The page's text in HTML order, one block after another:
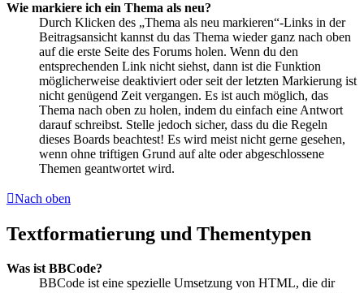
Wie markiere ich ein Thema als neu?
Durch Klicken des „Thema als neu markieren“-Links in der
Beitragsansicht kannst du das Thema wieder ganz nach oben
auf die erste Seite des Forums holen. Wenn du den
entsprechenden Link nicht siehst, dann ist die Funktion
möglicherweise deaktiviert oder seit der letzten Markierung ist
nicht genügend Zeit vergangen. Es ist auch möglich, das
Thema nach oben zu holen, indem du einfach eine Antwort
darauf schreibst. Stelle jedoch sicher, dass du die Regeln
dieses Boards beachtest! Es wird meist nicht gerne gesehen,
wenn ohne triftigen Grund auf alte oder abgeschlossene
Themen geantwortet wird.
Nach oben
Textformatierung und Thementypen
Was ist BBCode?
BBCode ist eine spezielle Umsetzung von HTML, die dir